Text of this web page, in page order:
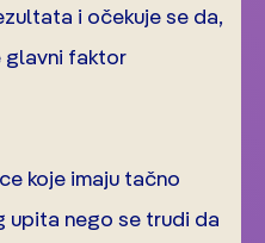
i očekuje se da,
glavni faktor
koje imaju tačno
upita nego se trudi da